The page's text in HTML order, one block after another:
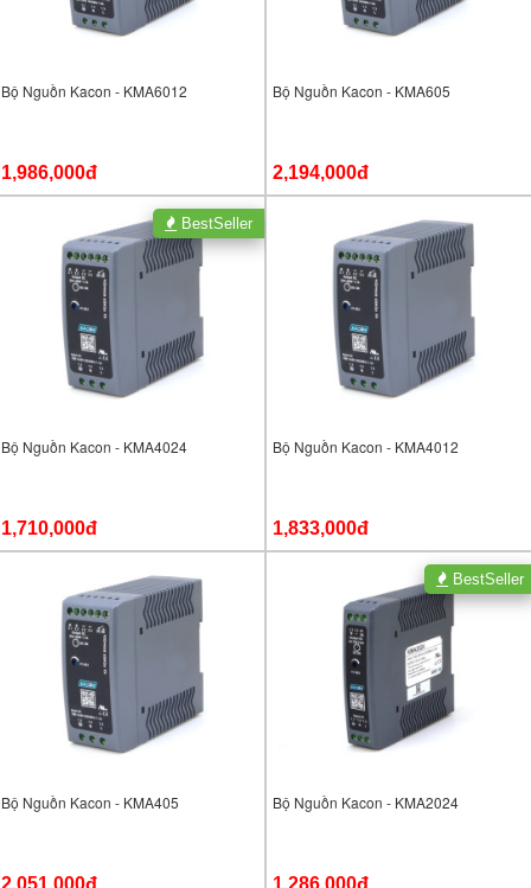
Bộ Nguồn Kacon - KMA6012
1,986,000đ
Bộ Nguồn Kacon - KMA605
2,194,000đ
Bộ Nguồn Kacon - KMA4024
1,710,000đ
BestSeller
Bộ Nguồn Kacon - KMA4012
1,833,000đ
Bộ Nguồn Kacon - KMA405
2,051,000đ
Bộ Nguồn Kacon - KMA2024
1,286,000đ
BestSeller